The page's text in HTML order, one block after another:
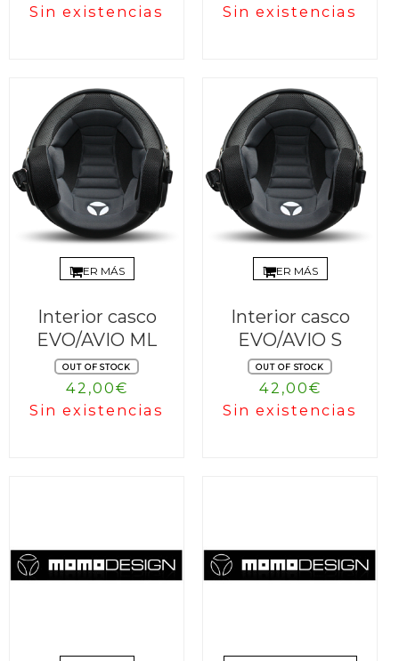
Sin existencias
Sin existencias
LEER MÁS
Interior casco
EVO/AVIO ML
OUT OF STOCK
42,00€
Sin existencias
LEER MÁS
Interior casco
EVO/AVIO S
OUT OF STOCK
42,00€
Sin existencias